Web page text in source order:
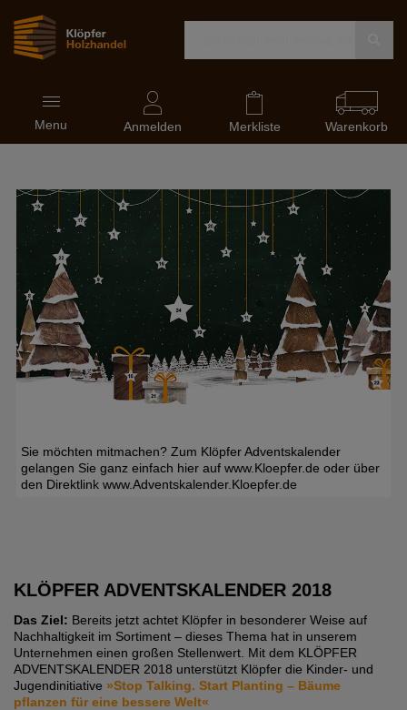
Navigation
ein-
und
Menu Anmelden Merkliste Warenkorb
Sie möchten mitmachen? Zum Klöpfer Adventskalender
gelangen Sie ganz einfach hier auf www.Kloepfer.de oder über
den Direktlink www.Adventskalender.Kloepfer.de
KLÖPFER ADVENTSKALENDER 2018
Das Ziel: Bereits jetzt achtet Klöpfer in besonderer Weise auf
Nachhaltigkeit im Sortiment – dieses Thema hat in unserem
Unternehmen einen großen Stellenwert. Mit dem KLÖPFER
ADVENTSKALENDER 2018 unterstützt Klöpfer die Kinder- und
Jugendinitiative »Stop Talking. Start Planting – Bäume
pflanzen für eine bessere Welt«